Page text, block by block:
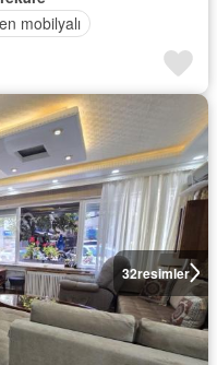
mobilyalı
32resimler